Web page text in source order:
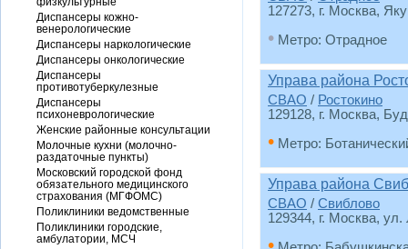
127273, г. Москва,
• Метро: Отрадное
Управа района
СВАО / Ростокино
129128, г. Москва,
• Метро:
Управа района
СВАО / Свиблово
129344, г. Москва,
Диспансеры кожно-
венерологические
Диспансеры наркологические
Диспансеры онкологические
Диспансеры
противотуберкулезные
Диспансеры
психоневрологические
Женские районные консультации
Молочные кухни (молочно-
раздаточные пункты)
Московский городской фонд
обязательного медицинского
страхования (МГФОМС)
Поликлиники ведомственные
Поликлиники городские,
амбулатории, МСЧ